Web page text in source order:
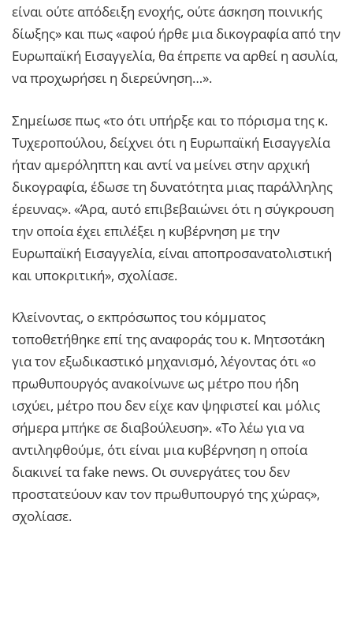
είναι ούτε απόδειξη ενοχής, ούτε άσκηση ποινικής
δίωξης» και πως «αφού ήρθε μια δικογραφία από την
Ευρωπαϊκή Εισαγγελία, θα έπρεπε να αρθεί η ασυλία,
να προχωρήσει η διερεύνηση…».
Σημείωσε πως «το ότι υπήρξε και το πόρισμα της κ.
Τυχεροπούλου, δείχνει ότι η Ευρωπαϊκή Εισαγγελία
ήταν αμερόληπτη και αντί να μείνει στην αρχική
δικογραφία, έδωσε τη δυνατότητα μιας παράλληλης
έρευνας». «Άρα, αυτό επιβεβαιώνει ότι η σύγκρουση
την οποία έχει επιλέξει η κυβέρνηση με την
Ευρωπαϊκή Εισαγγελία, είναι αποπροσανατολιστική
και υποκριτική», σχολίασε.
Κλείνοντας, ο εκπρόσωπος του κόμματος
τοποθετήθηκε επί της αναφοράς του κ. Μητσοτάκη
για τον εξωδικαστικό μηχανισμό, λέγοντας ότι «ο
πρωθυπουργός ανακοίνωνε ως μέτρο που ήδη
ισχύει, μέτρο που δεν είχε καν ψηφιστεί και μόλις
σήμερα μπήκε σε διαβούλευση». «Το λέω για να
αντιληφθούμε, ότι είναι μια κυβέρνηση η οποία
διακινεί τα fake news. Οι συνεργάτες του δεν
προστατεύουν καν τον πρωθυπουργό της χώρας»,
σχολίασε.